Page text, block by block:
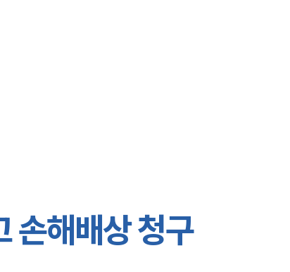
대전음주운전·교통사고변호사
대전변호사 업무분야
손해배상 청구